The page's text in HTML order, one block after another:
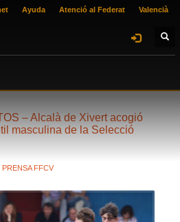
Ayuda Atenció al Federat Valencià
– Alcalà de Xivert acogió
masculina de la Selecció
PRENSA FFCV